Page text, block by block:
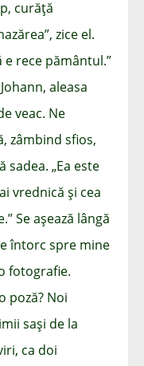
curăță
zice el.
e rece pământul.”
aleasa
veac. Ne
zâmbind sfios,
sadea. „Ea este
vrednică și cea
Se așează lângă
întorc spre mine
fotografie.
poză? Noi
sași de la
ca doi